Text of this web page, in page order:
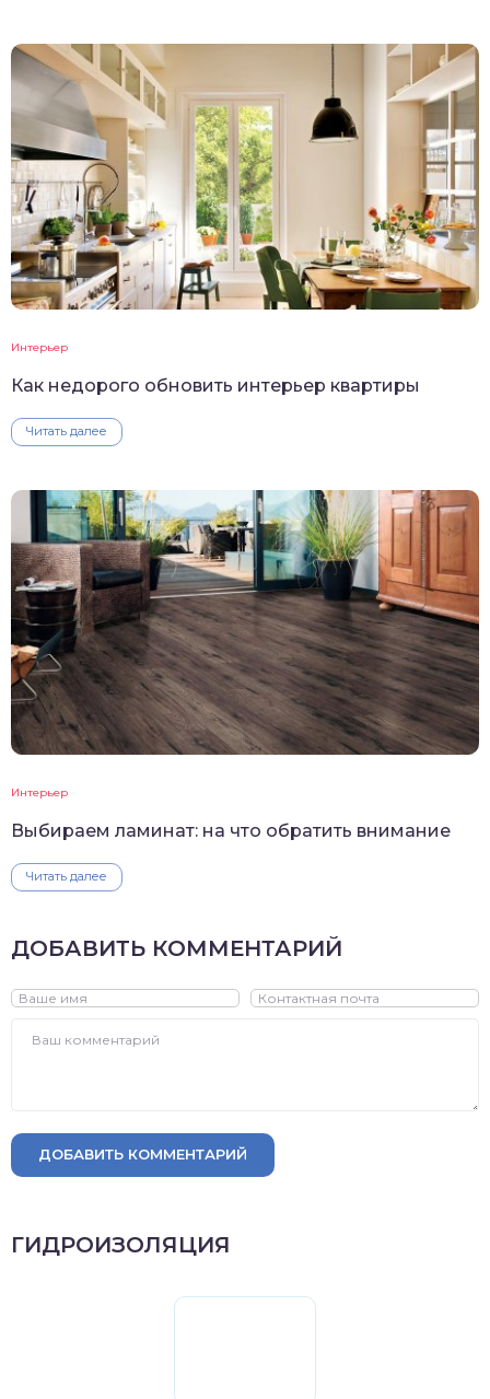
Интерьер
Как недорого обновить интерьер квартиры
Читать далее
Интерьер
Выбираем ламинат: на что обратить внимание
Читать далее
ДОБАВИТЬ КОММЕНТАРИЙ
ДОБАВИТЬ КОММЕНТАРИЙ
ГИДРОИЗОЛЯЦИЯ